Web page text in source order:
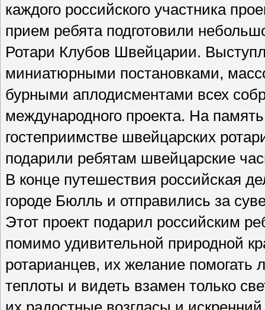
каждого российского участника
прием ребята подготовили
Ротари Клубов Швейцарии.
миниатюрными постановками,
бурными аплодисментами всех
международного проекта. На
гостеприимстве швейцарских
подарили ребятам швейцарские
В конце путешествия российская
городе Бюлль и отправились за
Этот проект подарил российским
помимо удивительной природной
ротарианцев, их желание
теплоты и видеть взамен только